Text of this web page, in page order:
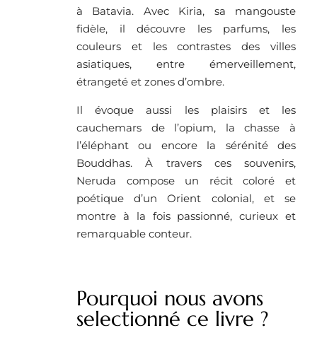
à Batavia. Avec Kiria, sa mangouste
fidèle, il découvre les parfums, les
couleurs et les contrastes des villes
asiatiques, entre émerveillement,
étrangeté et zones d’ombre.
Il évoque aussi les plaisirs et les
cauchemars de l’opium, la chasse à
l’éléphant ou encore la sérénité des
Bouddhas. À travers ces souvenirs,
Neruda compose un récit coloré et
poétique d’un Orient colonial, et se
montre à la fois passionné, curieux et
remarquable conteur.
Pourquoi nous avons
selectionné ce livre ? ​